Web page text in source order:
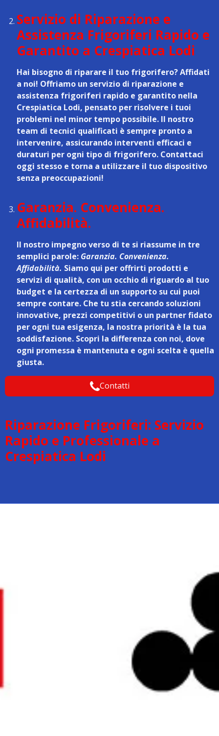
Servizio di Riparazione e
Assistenza Frigoriferi Rapido e
Garantito a Crespiatica Lodi
Hai bisogno di riparare il tuo frigorifero? Affidati
a noi! Offriamo un servizio di riparazione e
assistenza frigoriferi rapido e garantito nella
Crespiatica Lodi, pensato per risolvere i tuoi
problemi nel minor tempo possibile. Il nostro
team di tecnici qualificati è sempre pronto a
intervenire, assicurando interventi efficaci e
duraturi per ogni tipo di frigorifero. Contattaci
oggi stesso e torna a utilizzare il tuo dispositivo
senza preoccupazioni!
Garanzia. Convenienza.
Affidabilità.
Il nostro impegno verso di te si riassume in tre
semplici parole: Garanzia. Convenienza.
Affidabilità. Siamo qui per offrirti prodotti e
servizi di qualità, con un occhio di riguardo al tuo
budget e la certezza di un supporto su cui puoi
sempre contare. Che tu stia cercando soluzioni
innovative, prezzi competitivi o un partner fidato
per ogni tua esigenza, la nostra priorità è la tua
soddisfazione. Scopri la differenza con noi, dove
ogni promessa è mantenuta e ogni scelta è quella
giusta.
Contatti
Riparazione Frigoriferi: Servizio
Rapido e Professionale a
Crespiatica Lodi